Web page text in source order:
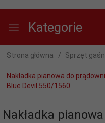
Kategorie
Strona główna Sprzęt
Nakładka pianowa do
Blue Devil 550/1560
Nakładka